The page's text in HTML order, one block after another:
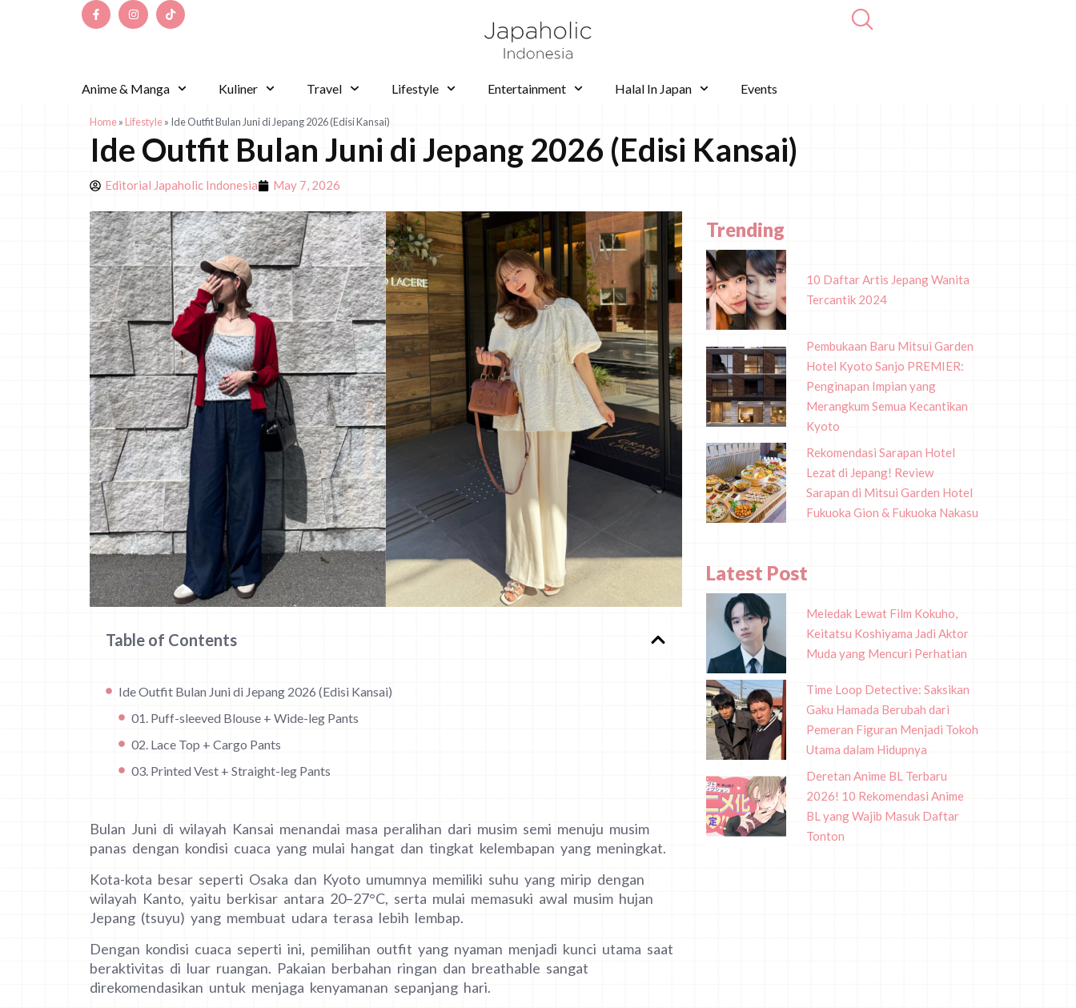
Anime & Manga Kuliner Travel Lifestyle Entertainment Halal In Japan Events
Home»Lifestyle» Ide Outfit Bulan Juni di Jepang 2026 (Edisi Kansai)
Ide Outfit Bulan Juni di Jepang 2026 (Edisi Kansai)
Editorial Japaholic Indonesia May 7, 2026
Table of Contents
Ide Outfit Bulan Juni di Jepang 2026 (Edisi Kansai)
01. Puff-sleeved Blouse + Wide-leg Pants
02. Lace Top + Cargo Pants
03. Printed Vest + Straight-leg Pants
Bulan Juni di wilayah Kansai menandai masa peralihan dari musim semi menuju musim
panas dengan kondisi cuaca yang mulai hangat dan tingkat kelembapan yang meningkat.
Kota-kota besar seperti Osaka dan Kyoto umumnya memiliki suhu yang mirip dengan
wilayah Kanto, yaitu berkisar antara 20–27°C, serta mulai memasuki awal musim hujan
Jepang (tsuyu) yang membuat udara terasa lebih lembap.
Dengan kondisi cuaca seperti ini, pemilihan outfit yang nyaman menjadi kunci utama saat
beraktivitas di luar ruangan. Pakaian berbahan ringan dan breathable sangat
direkomendasikan untuk menjaga kenyamanan sepanjang hari.
Trending
10 Daftar Artis Jepang Wanita
Tercantik 2024
Pembukaan Baru Mitsui Garden
Hotel Kyoto Sanjo PREMIER:
Penginapan Impian yang
Merangkum Semua Kecantikan
Kyoto
Rekomendasi Sarapan Hotel
Lezat di Jepang! Review
Sarapan di Mitsui Garden Hotel
Fukuoka Gion & Fukuoka Nakasu
Latest Post
Meledak Lewat Film Kokuho,
Keitatsu Koshiyama Jadi Aktor
Muda yang Mencuri Perhatian
Time Loop Detective: Saksikan
Gaku Hamada Berubah dari
Pemeran Figuran Menjadi Tokoh
Utama dalam Hidupnya
Deretan Anime BL Terbaru
2026! 10 Rekomendasi Anime
BL yang Wajib Masuk Daftar
Tonton